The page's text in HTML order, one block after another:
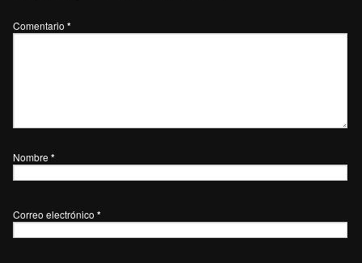
Comentario *
Nombre *
Correo electrónico *